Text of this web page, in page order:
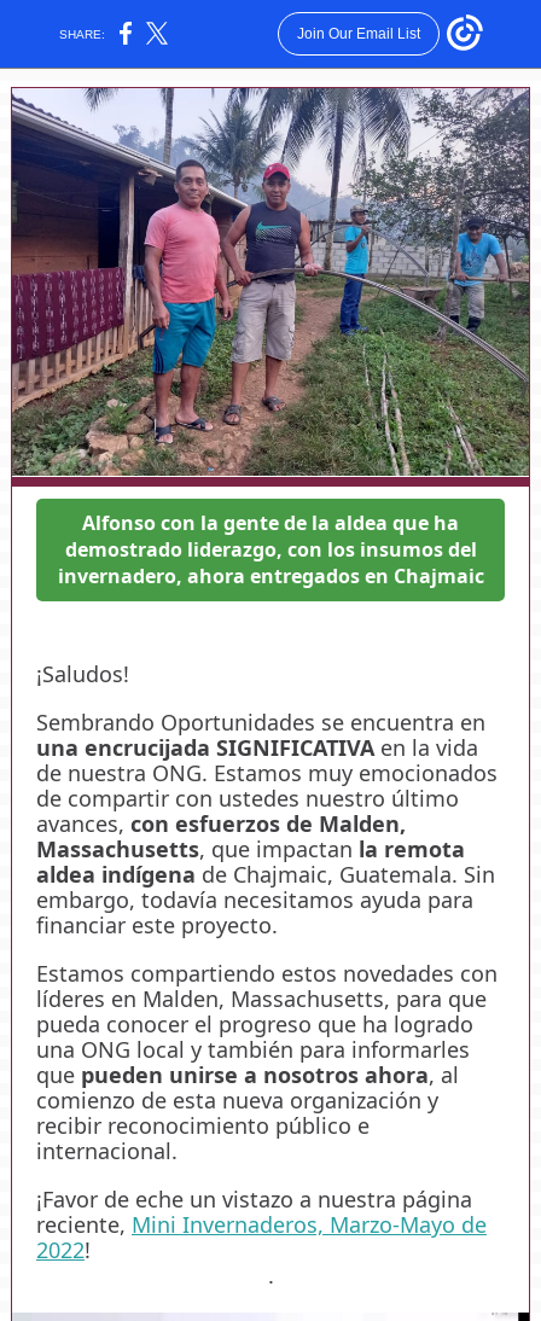
SHARE: Join Our Email List
Alfonso con la gente de la aldea que ha
demostrado liderazgo, con los insumos del
invernadero, ahora entregados en Chajmaic
¡Saludos!
Sembrando Oportunidades se encuentra en
una encrucijada SIGNIFICATIVAen la vida
de nuestra ONG. Estamos muy emocionados
de compartir con ustedes nuestro último
avances, con esfuerzos de Malden,
Massachusetts, que impactan la remota
aldea indígena de Chajmaic, Guatemala. Sin
embargo, todavía necesitamos ayuda para
financiar este proyecto.
Estamos compartiendo estos novedades con
líderes en Malden, Massachusetts, para que
pueda conocer el progreso que ha logrado
una ONG local y también para informarles
que pueden unirse a nosotros ahora, al
comienzo de esta nueva organización y
recibir reconocimiento público e
internacional.
¡Favor de eche un vistazo a nuestra página
reciente, Mini Invernaderos, Marzo-Mayo de
2022!
.